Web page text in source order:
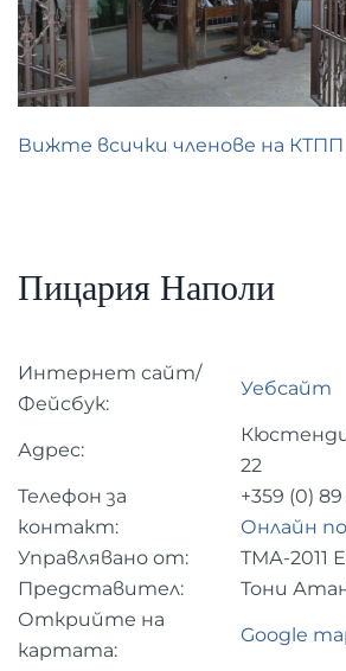
Вижте всички членове на КТПП
Пицария Наполи
Интернет сайт/
Фейсбук:
Уебсайт
Адрес:
22
Телефон за
контакт:
+359 (0) 89
Онлайн
Управлявано от:
ТМА-2011
Представител:
Тони
Открийте на
картата:
Google